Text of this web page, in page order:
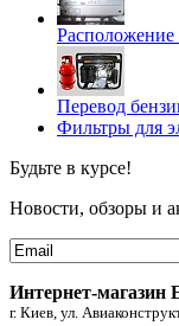
Расположение
Перевод
Фильтры для
Будьте в курсе!
Новости, обзоры и
Интернет-
г. Киев, ул.